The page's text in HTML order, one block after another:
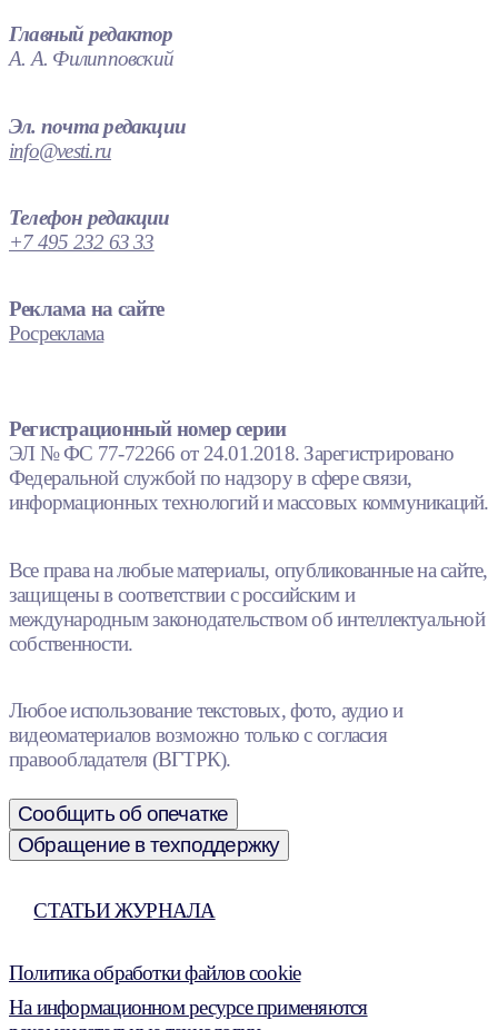
Главный редактор
А. А. Филипповский
Эл. почта редакции
info@vesti.ru
Телефон редакции
+7 495 232 63 33
Реклама на сайте
Росреклама
Регистрационный номер серии
ЭЛ № ФС 77-72266 от 24.01.2018. Зарегистрировано
Федеральной службой по надзору в сфере связи,
информационных технологий и массовых коммуникаций.
Все права на любые материалы, опубликованные на сайте,
защищены в соответствии с российским и
международным законодательством об интеллектуальной
собственности.
Любое использование текстовых, фото, аудио и
видеоматериалов возможно только с согласия
правообладателя (ВГТРК).
Сообщить об опечатке
Обращение в техподдержку
СТАТЬИ ЖУРНАЛА
Политика обработки файлов cookie
На информационном ресурсе применяются